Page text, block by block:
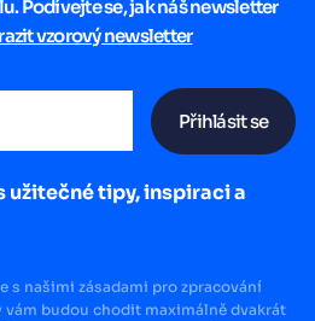
Podívejte se, jak náš newsletter
vzorový newsletter
Přihlásit se
užitečné tipy, inspiraci a
s našimi zásadami pro zpracování
budou chodit maximálně dvakrát